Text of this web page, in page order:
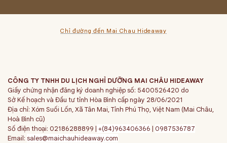
Chỉ đường đến Mai Chau Hideaway
CÔNG TY TNHH DU LỊCH NGHỈ DƯỠNG MAI CHÂU HIDEAWAY
Giấy chứng nhận đăng ký doanh nghiệp số: 5400526420 do
Sở Kế hoạch và Đầu tư tỉnh Hòa Bình cấp ngày 28/06/2021
Địa chỉ: Xóm Suối Lốn, Xã Tân Mai, Tỉnh Phú Thọ, Việt Nam (Mai Châu,
Hoà Bình cũ)
Số điện thoại: 02186288899 | +(84)963406366 | 0987536787
Email: sales@maichauhideaway.com